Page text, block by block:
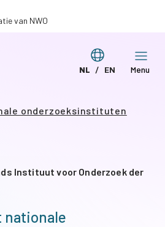
van NWO
Taal
NL
in
EN
in
Menu
onderzoeksinstituten
Instituut voor Onderzoek der
nationale